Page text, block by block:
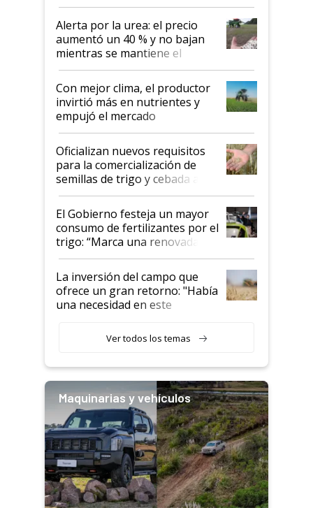
Alerta por la urea: el precio
aumentó un 40 % y no bajan
mientras se mantiene el
conflicto en Medio Oriente
Con mejor clima, el productor
invirtió más en nutrientes y
empujó el mercado
Oficializan nuevos requisitos
para la comercialización de
semillas de trigo y cebada a
granel
El Gobierno festeja un mayor
consumo de fertilizantes por el
trigo: “Marca una renovada
confianza de los productores”
La inversión del campo que
ofrece un gran retorno: "Había
una necesidad en este
Ver todos los temas
Maquinarias y vehículos